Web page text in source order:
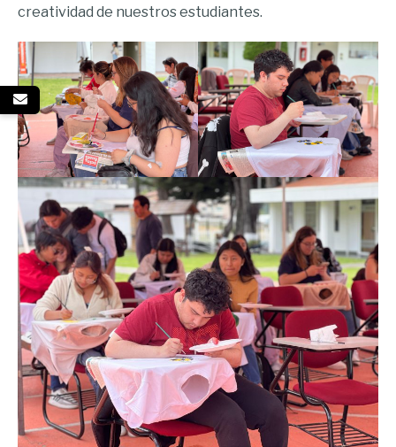
creatividad de nuestros estudiantes.